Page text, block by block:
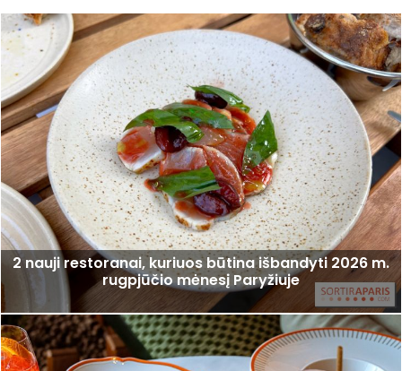
2 nauji restoranai, kuriuos būtina išbandyti 2026 m.
rugpjūčio mėnesį Paryžiuje